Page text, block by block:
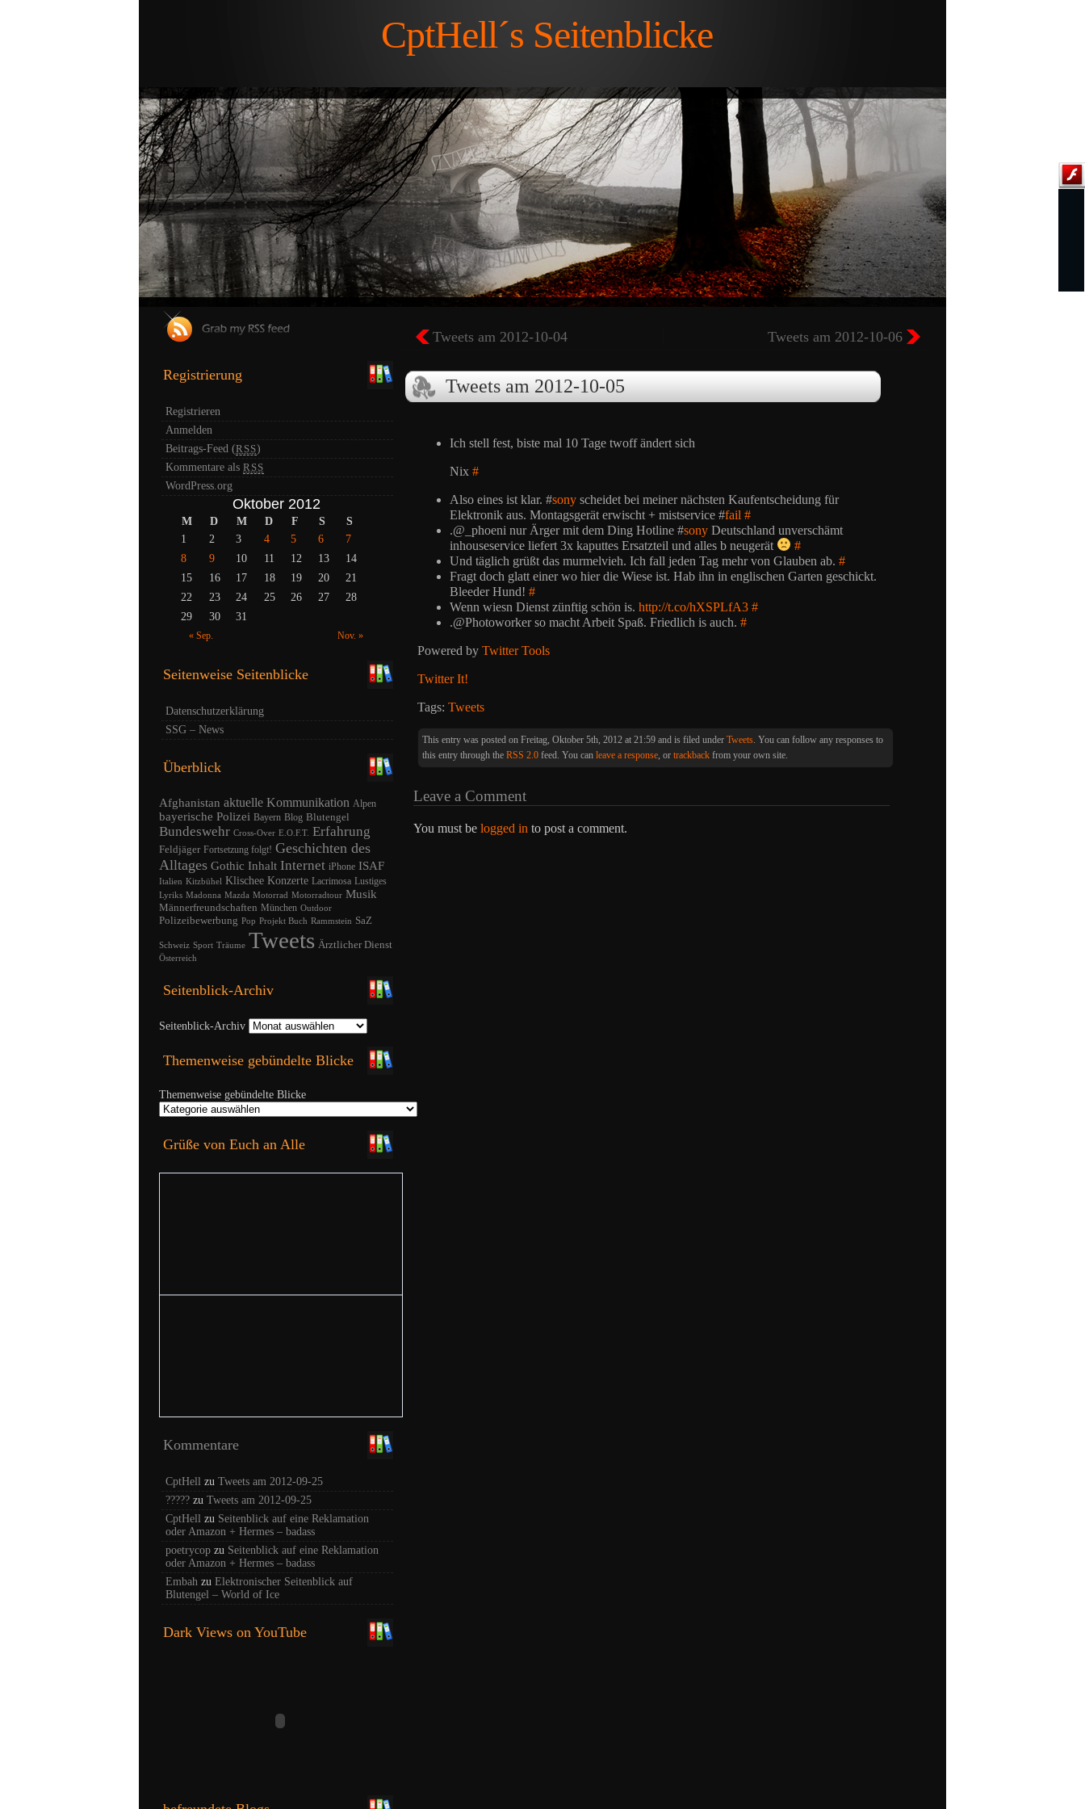
CptHell´s Seitenblicke
Registrierung
Registrieren
Anmelden
Beitrags-Feed (RSS)
Kommentare als RSS
WordPress.org
Oktober 2012
M D M D F S S
« Sep. Nov. »
1 2 3 4 5 6
7
8
9 10 11 12 13
14
15
16 17 18 19 20
21
22
23 24 25 26 27
28
29
30 31
Seitenweise Seitenblicke
Datenschutzerklärung
SSG – News
Überblick
Afghanistan aktuelle Kommunikation Alpen
bayerische Polizei Bayern Blog Blutengel
Bundeswehr Cross-Over E.O.F.T. Erfahrung
Feldjäger Fortsetzung folgt! Geschichten des
Alltages Gothic Inhalt Internet iPhone ISAF
Italien Kitzbühel Klischee Konzerte Lacrimosa Lustiges
Lyriks Madonna Mazda Motorrad Motorradtour Musik
Männerfreundschaften München Outdoor
Polizeibewerbung Pop Projekt Buch Rammstein SaZ
Schweiz Sport Träume Tweets Ärztlicher Dienst
Österreich
Seitenblick-Archiv
Seitenblick-Archiv
Themenweise gebündelte Blicke
Themenweise gebündelte Blicke
Grüße von Euch an Alle
Kommentare
CptHell zu Tweets am 2012-09-25
????? zu Tweets am 2012-09-25
CptHell zu Seitenblick auf eine Reklamation
oder Amazon + Hermes – badass
poetrycop zu Seitenblick auf eine Reklamation
oder Amazon + Hermes – badass
Embah zu Elektronischer Seitenblick auf
Blutengel – World of Ice
Dark Views on YouTube
Tweets am 2012-10-04 Tweets am 2012-10-06
Tweets am 2012-10-05
Ich stell fest, biste mal 10 Tage twoff ändert sich
Nix #
Also eines ist klar. #sony scheidet bei meiner nächsten Kaufentscheidung für
Elektronik aus. Montagsgerät erwischt + mistservice #fail #
.@_phoeni nur Ärger mit dem Ding Hotline #sony Deutschland unverschämt
inhouseservice liefert 3x kaputtes Ersatzteil und alles b neugerät
#
Und täglich grüßt das murmelvieh. Ich fall jeden Tag mehr von Glauben ab. #
Fragt doch glatt einer wo hier die Wiese ist. Hab ihn in englischen Garten geschickt.
Bleeder Hund! #
Wenn wiesn Dienst zünftig schön is. http://t.co/hXSPLfA3 #
.@Photoworker so macht Arbeit Spaß. Friedlich is auch. #
Powered by Twitter Tools
Twitter It!
Tags: Tweets
This entry was posted on Freitag, Oktober 5th, 2012 at 21:59 and is filed under Tweets. You can follow any responses to
this entry through the RSS 2.0 feed. You can leave a response, or trackback from your own site.
Leave a Comment
You must be logged in to post a comment.